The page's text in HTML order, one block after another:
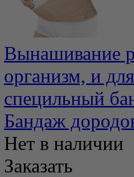
Вынашивание
организм, и
специльный
Бандаж
Нет в наличии
Заказать